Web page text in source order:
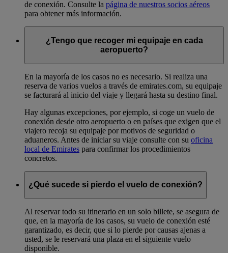
de conexión. Consulte la página de nuestros socios aéreos
para obtener más información.
¿Tengo que recoger mi equipaje en cada
aeropuerto?
En la mayoría de los casos no es necesario. Si realiza una
reserva de varios vuelos a través de emirates.com, su equipaje
se facturará al inicio del viaje y llegará hasta su destino final.
Hay algunas excepciones, por ejemplo, si coge un vuelo de
conexión desde otro aeropuerto o en países que exigen que el
viajero recoja su equipaje por motivos de seguridad o
aduaneros. Antes de iniciar su viaje consulte con su oficina
local de Emirates para confirmar los procedimientos
concretos.
¿Qué sucede si pierdo el vuelo de conexión?
Al reservar todo su itinerario en un solo billete, se asegura de
que, en la mayoría de los casos, su vuelo de conexión esté
garantizado, es decir, que si lo pierde por causas ajenas a
usted, se le reservará una plaza en el siguiente vuelo
disponible.